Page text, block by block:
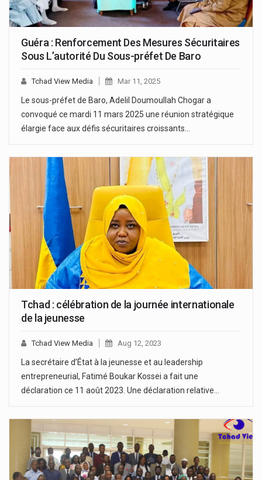
Guéra : Renforcement Des Mesures Sécuritaires
Sous L’autorité Du Sous-préfet De Baro
Tchad View Media Mar 11, 2025
Le sous-préfet de Baro, Adelil Doumoullah Chogar a
convoqué ce mardi 11 mars 2025 une réunion stratégique
élargie face aux défis sécuritaires croissants…
Tchad : célébration de la journée internationale
de la jeunesse
Tchad View Media Aug 12, 2023
La secrétaire d’État à la jeunesse et au leadership
entrepreneurial, Fatimé Boukar Kossei a fait une
déclaration ce 11 août 2023. Une déclaration relative…